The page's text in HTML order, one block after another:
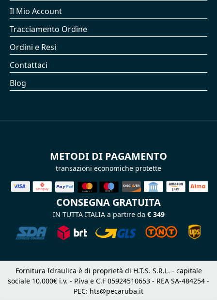
Il Mio Account
Tracciamento Ordine
Ordini e Resi
Contattaci
Blog
METODI DI PAGAMENTO
transazioni economiche protette
CONSEGNA GRATUITA
IN TUTTA ITALIA a partire da € 349
Fornitura Idraulica è di proprietà di H.T.S. S.R.L. - capitale
sociale 10.000€ i.v. - P.iva e C.F 05924510653 - REA SA-484254 -
PEC: hts@pecaruba.it